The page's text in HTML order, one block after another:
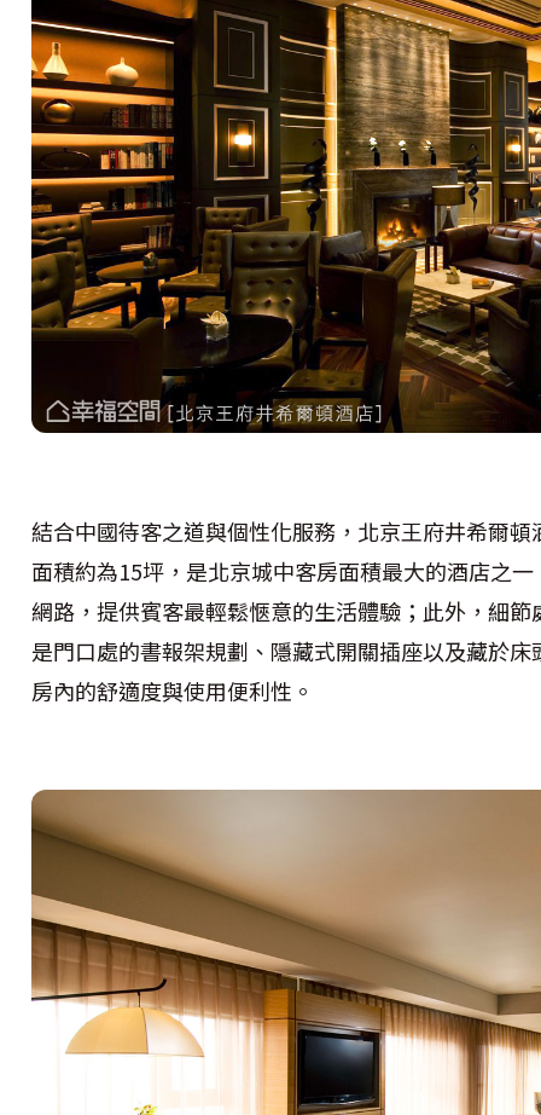
結合中國待客之道與個性化服務，北京王府井希爾
面積約為15坪，是北京城中客房面積最大的酒店之
網路，提供賓客最輕鬆愜意的生活體驗；此外，細
是門口處的書報架規劃、隱藏式開關插座以及藏於
房內的舒適度與使用便利性。